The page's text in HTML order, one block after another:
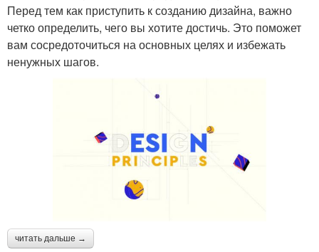
Перед тем как приступить к созданию дизайна, важно
четко определить, чего вы хотите достичь. Это поможет
вам сосредоточиться на основных целях и избежать
ненужных шагов.
читать дальше →